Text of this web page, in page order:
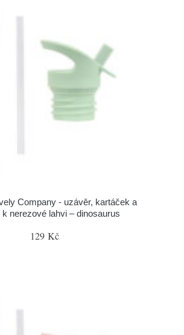
Company - uzávěr, kartáček a
k nerezové lahvi – dinosaurus
129 Kč